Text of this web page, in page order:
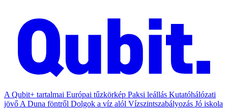
A Qubit+ tartalmai Európai tűzkörkép Paksi leállás Kutatóhálózati
jövő A Duna föntről Dolgok a víz alól Vízszintszabályozás Jó iskola